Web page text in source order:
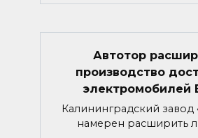
Автотор
производство
электромобилей
Калининградский завод
намерен расширить